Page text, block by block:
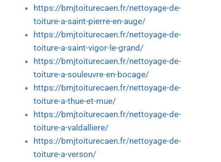
https://bmjtoiturecaen.fr/nettoyage-de-
toiture-a-saint-pierre-en-auge/
https://bmjtoiturecaen.fr/nettoyage-de-
toiture-a-saint-vigor-le-grand/
https://bmjtoiturecaen.fr/nettoyage-de-
toiture-a-souleuvre-en-bocage/
https://bmjtoiturecaen.fr/nettoyage-de-
toiture-a-thue-et-mue/
https://bmjtoiturecaen.fr/nettoyage-de-
toiture-a-valdalliere/
https://bmjtoiturecaen.fr/nettoyage-de-
toiture-a-verson/